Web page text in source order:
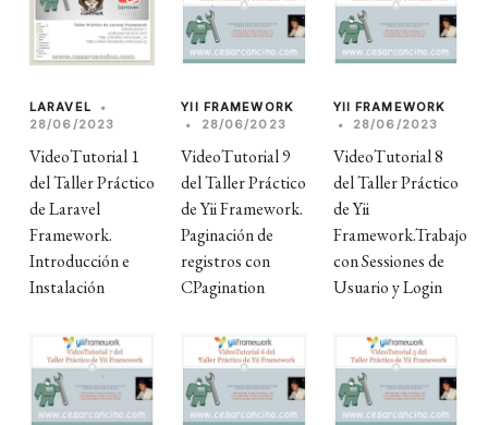
LARAVEL
•
28/06/2023
VideoTutorial 1
del Taller Práctico
de Laravel
Framework.
Introducción e
Instalación
YII FRAMEWORK
•
28/06/2023
VideoTutorial 9
del Taller Práctico
de Yii Framework.
Paginación de
registros con
CPagination
YII FRAMEWORK
•
28/06/2023
VideoTutorial 8
del Taller Práctico
de Yii
Framework.Trabajo
con Sessiones de
Usuario y Login